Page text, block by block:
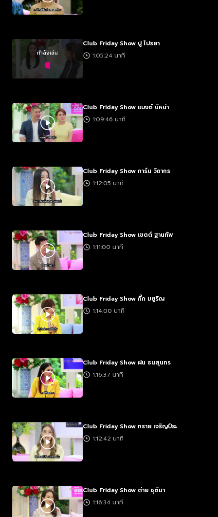
กำลังเล่น
Club Friday Show ปู ไปรยา
1:05:24 นาที
Club Friday Show แบงต์ นิหน่า
1:09:46 นาที
Club Friday Show การ์น วิถากร
1:12:05 นาที
Club Friday Show เขตต์ ฐานทัพ
1:11:00 นาที
Club Friday Show กิ๊ก มยูริญ
1:14:00 นาที
Club Friday Show ฝน ธนสุนทร
1:16:37 นาที
Club Friday Show ทราย เจริญปึระ
1:12:42 นาที
Club Friday Show ต่าย ชุติมา
1:16:34 นาที